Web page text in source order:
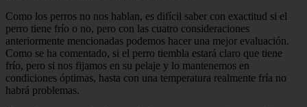
Como los perros no nos hablan, es di­fícil saber con exactitud si el
perro tiene frío o no, pero con las cuatro consideracio­nes
anteriormente mencionadas podemos hacer una mejor evaluación.
Como se ha comentado, si el perro tiembla estará claro que tiene
frío, pero si nos fijamos en su pelaje y lo mantenemos en
condiciones óptimas, hasta con una temperatura real­mente fría no
habrá problemas.